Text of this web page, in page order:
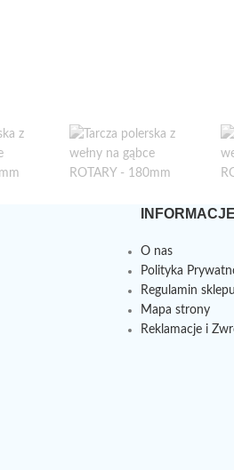
INFORMACJE
O nas
Polityka
Regulamin sklepu
Mapa strony
Reklamacje i